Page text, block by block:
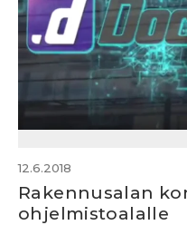
12.6.2018
Rakennusalan
ohjelmistoalalle